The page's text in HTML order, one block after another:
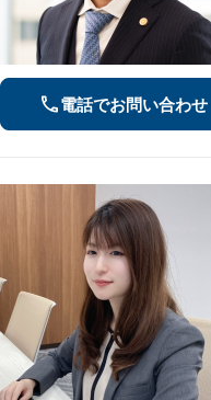
電話でお問い合わせ